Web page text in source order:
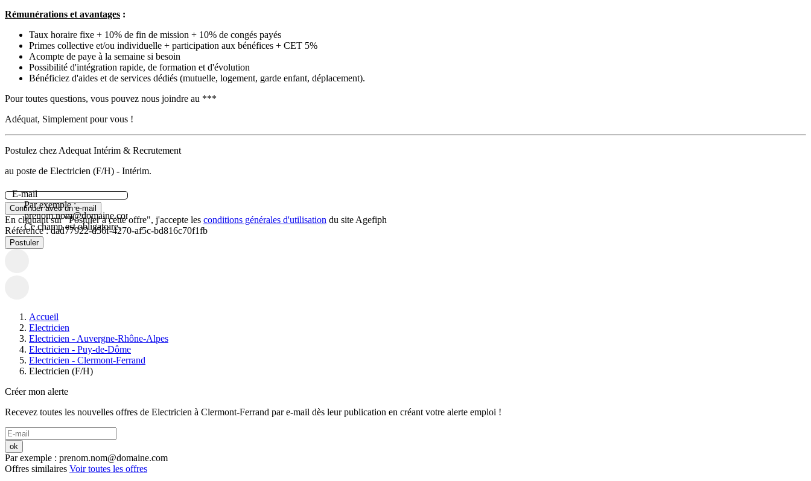
Rémunérations et avantages :
Taux horaire fixe + 10% de fin de mission + 10% de congés payés
Primes collective et/ou individuelle + participation aux bénéfices + CET 5%
Acompte de paye à la semaine si besoin
Possibilité d'intégration rapide, de formation et d'évolution
Bénéficiez d'aides et de services dédiés (mutuelle, logement, garde enfant, déplacement).
Pour toutes questions, vous pouvez nous joindre au ***
Adéquat, Simplement pour vous !
Postulez chez Adequat Intérim & Recrutement
au poste de Electricien (F/H) - Intérim.
E-mail
Par exemple :
prenom.nom@domaine.com.
Ce champ est obligatoire.
Continuer avec un e-mail
En cliquant sur "Postuler à cette offre", j'accepte les conditions générales d'utilisation du site Agefiph
Référence :dad77922-d56f-4270-af5c-bd816c70f1fb
Postuler
Accueil
Electricien
Electricien - Auvergne-Rhône-Alpes
Electricien - Puy-de-Dôme
Electricien - Clermont-Ferrand
Electricien (F/H)
Créer mon alerte
Recevez toutes les nouvelles offres de Electricien à Clermont-Ferrand par e-mail dès leur publication en créant votre alerte emploi !
ok
Par exemple : prenom.nom@domaine.com
Offres similaires Voir toutes les offres